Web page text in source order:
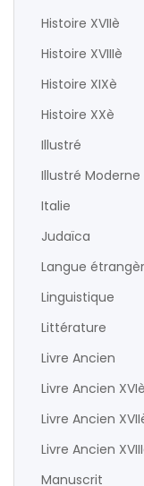
Histoire XVIIè
Histoire XVIIIè
Histoire XIXè
Histoire XXè
Illustré
Illustré Moderne
Italie
Judaïca
Langue
Linguistique
Littérature
Livre Ancien
Livre Ancien XVIè
Livre Ancien
Livre Ancien
Manuscrit